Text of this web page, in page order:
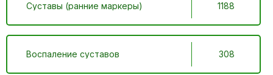
Суставы (ранние маркеры) 1188
Воспаление суставов 308